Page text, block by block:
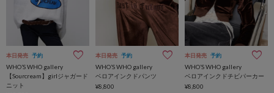
本日発売 予約
WHO’S WHO gallery
【Sourcream】girlジャガード
ニット
本日発売 予約
WHO’S WHO gallery
ベロアインクドパンツ
¥8,800
本日発売 予約
WHO’S WHO gallery
ベロアインクドチビパーカー
¥8,800